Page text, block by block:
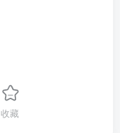
收藏